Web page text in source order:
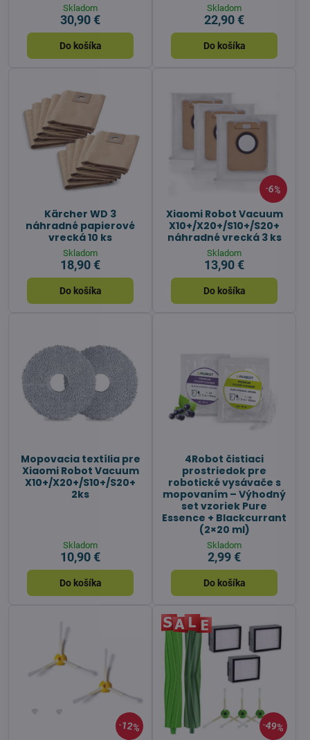
Skladom
30,90 €
Do košíka
Skladom
22,90 €
Do košíka
Kärcher WD 3
náhradné papierové
vrecká 10 ks
Skladom
18,90 €
Do košíka
6%
Xiaomi Robot Vacuum
X10+/X20+/S10+/S20+
náhradné vrecká 3 ks
Skladom
13,90 €
Do košíka
Mopovacia textília pre
Xiaomi Robot Vacuum
X10+/X20+/S10+/S20+
2ks
Skladom
10,90 €
Do košíka
4Robot čistiaci
prostriedok pre
robotické vysávače s
mopovaním – Výhodný
set vzoriek Pure
Essence + Blackcurrant
(2×20 ml)
Skladom
2,99 €
Do košíka
12% 49%